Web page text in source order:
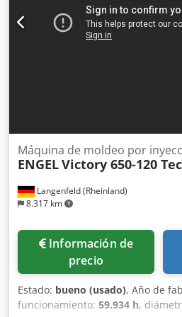
rodillos para el procesamiento de
Precalentador PUR Juego de
rodillos de presión Unidad de
responsabilidad de la
Langenfeld (Rheinland)
8.317 km
Máquina de moldeo por
ENGELVictory 650-120
Información de
precio
Estado: bueno (usado), Año de
funcionamiento: 59.934 h,